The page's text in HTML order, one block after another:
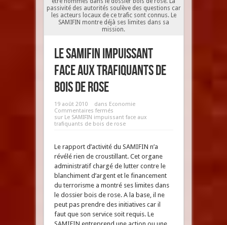
passivité des autorités soulève des questions car
les acteurs locaux de ce trafic sont connus. Le
SAMIFIN montre déjà ses limites dans sa
mission.
Le SAMIFIN impuissant
face aux trafiquants de
bois de rose
19 août 2010 dans Economie
Commentaires fermés
sur Le SAMIFIN impuissant face aux
trafiquants de bois de rose
Le rapport d’activité du SAMIFIN n’a
révélé rien de croustillant. Cet organe
administratif chargé de lutter contre le
blanchiment d’argent et le financement
du terrorisme a montré ses limites dans
le dossier bois de rose. A la base, il ne
peut pas prendre des initiatives car il
faut que son service soit requis. Le